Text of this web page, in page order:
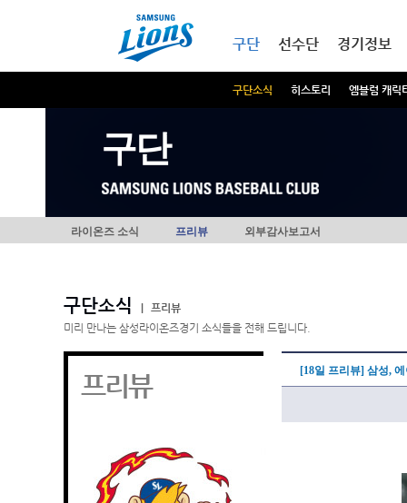
구단
구단소식 히스토리 엠블럼 캐릭
선수단 경기정보
구단
라이온즈 소식 프리뷰 외부감사보고서
구단소식
프리뷰
미리 만나는 삼성라이온즈경기 소식들을 전해 드립니다.
프리뷰 [18일 프리뷰] 삼성,